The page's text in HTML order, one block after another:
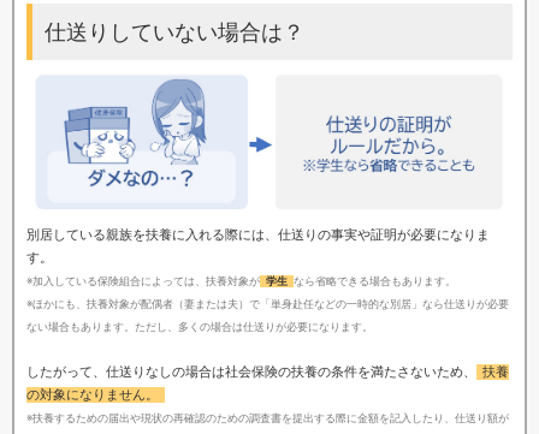
仕送りしていない場合は？
別居している親族を扶養に入れる際には、仕送りの事実や証明が必要になりま
す。
※加入している保険組合によっては、扶養対象が 学生 なら省略できる場合もあります。
※ほかにも、扶養対象が配偶者（妻または夫）で「単身赴任などの一時的な別居」なら仕送りが必要
ない場合もあります。ただし、多くの場合は仕送りが必要になります。
したがって、仕送りなしの場合は社会保険の扶養の条件を満たさないため、
扶養
の対象になりません。
※扶養するための届出や現状の再確認のための調査書を提出する際に金額を記入したり、仕送り額が